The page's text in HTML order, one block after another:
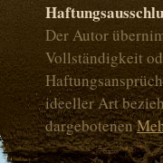
Der Autor
Vollständigkeit
ideeller Art
dargebotenen